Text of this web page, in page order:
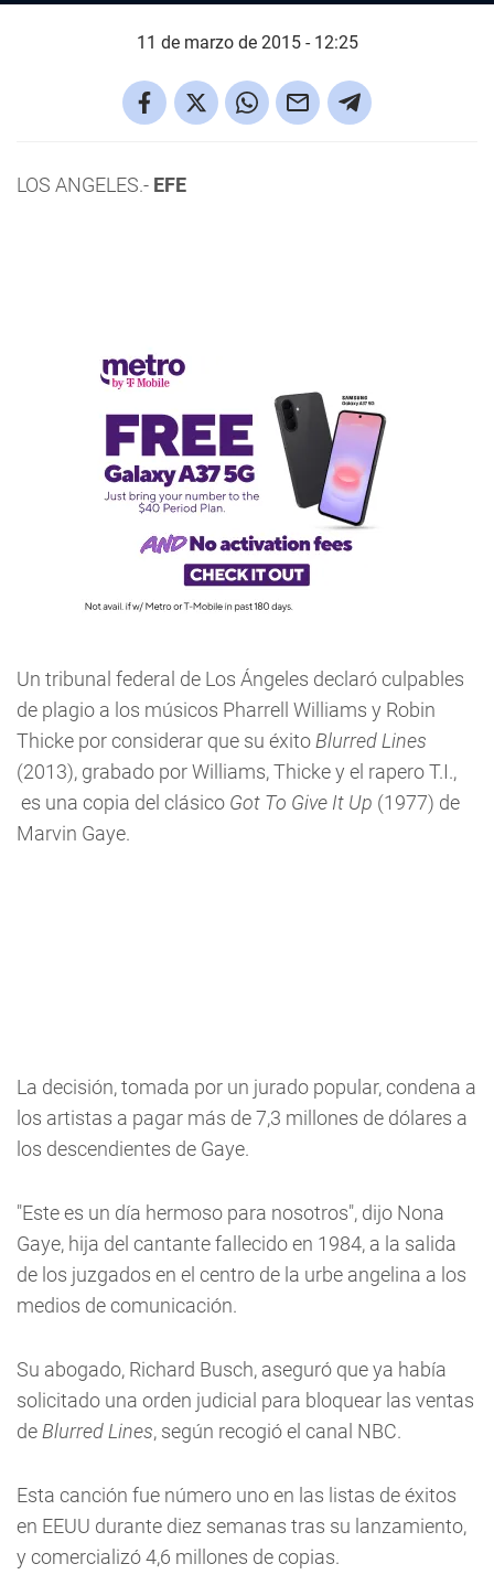
11 de marzo de 2015 - 12:25
LOS ANGELES.- EFE
Un tribunal federal de Los Ángeles declaró culpables
de plagio a los músicos Pharrell Williams y Robin
Thicke por considerar que su éxito Blurred Lines
(2013), grabado por Williams, Thicke y el rapero T.I.,
es una copia del clásico Got To Give It Up (1977) de
Marvin Gaye.
La decisión, tomada por un jurado popular, condena a
los artistas a pagar más de 7,3 millones de dólares a
los descendientes de Gaye.
"Este es un día hermoso para nosotros", dijo Nona
Gaye, hija del cantante fallecido en 1984, a la salida
de los juzgados en el centro de la urbe angelina a los
medios de comunicación.
Su abogado, Richard Busch, aseguró que ya había
solicitado una orden judicial para bloquear las ventas
de Blurred Lines, según recogió el canal NBC.
Esta canción fue número uno en las listas de éxitos
en EEUU durante diez semanas tras su lanzamiento,
y comercializó 4,6 millones de copias.